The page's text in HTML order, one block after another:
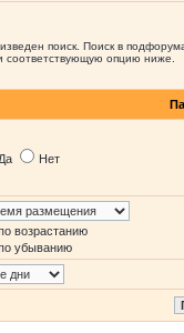
поиск. Поиск в
соответствующую опцию ниже.
Да Нет
возрастанию
убыванию